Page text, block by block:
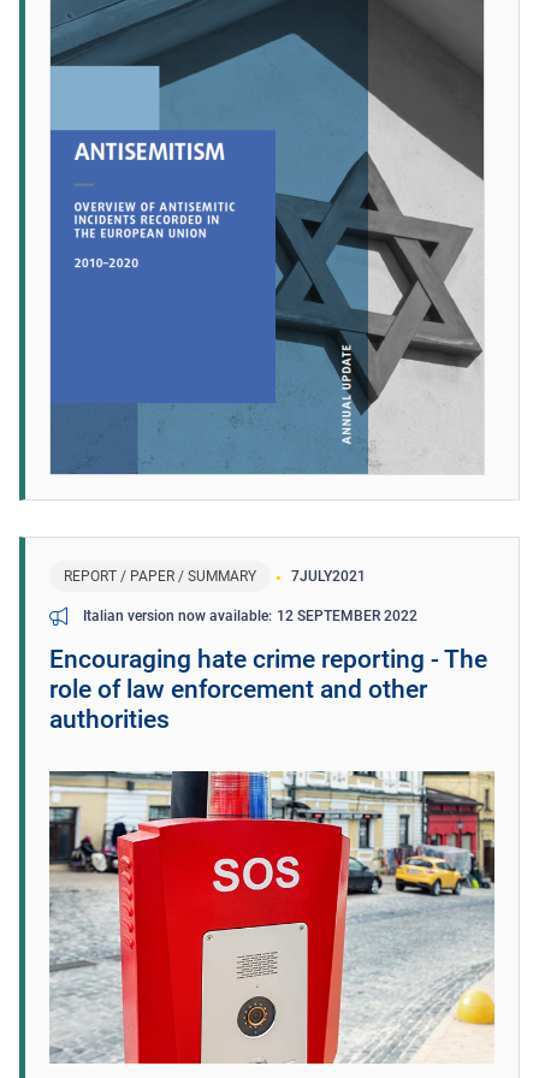
REPORT / PAPER / SUMMARY 7JULY2021
Italian version now available 12 SEPTEMBER 2022
Encouraging hate crime reporting - The
role of law enforcement and other
authorities